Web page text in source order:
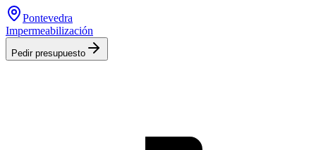
Pontevedra
Impermeabilización
Pedir presupuesto